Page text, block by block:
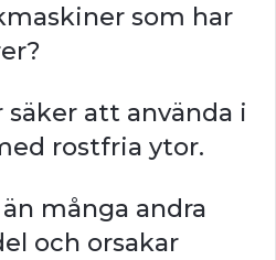
som har
säker att använda i
rostfria ytor.
många andra
och orsakar